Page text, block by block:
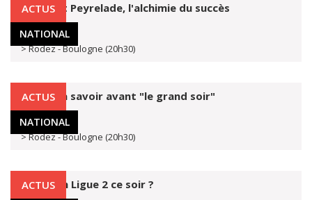
ACTUS
NATIONAL
Rodez et Peyrelade, l'alchimie du succès
11 avr. 2019
> Rodez - Boulogne (20h30)
ACTUS
NATIONAL
Rodez : à savoir avant "le grand soir"
11 avr. 2019
> Rodez - Boulogne (20h30)
ACTUS
Rodez en Ligue 2 ce soir ?